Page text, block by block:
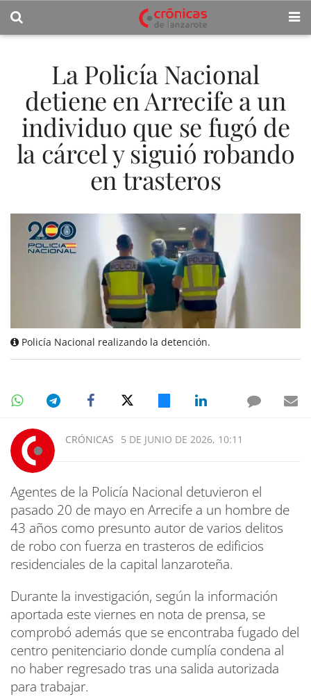
La Policía Nacional
detiene en Arrecife a un
individuo que se fugó de
la cárcel y siguió robando
en trasteros
Policía Nacional realizando la detención.
CRÓNICAS 5 DE JUNIO DE 2026, 10:11
Agentes de la Policía Nacional detuvieron el
pasado 20 de mayo en Arrecife a un hombre de
43 años como presunto autor de varios delitos
de robo con fuerza en trasteros de edificios
residenciales de la capital lanzaroteña.
Durante la investigación, según la información
aportada este viernes en nota de prensa, se
comprobó además que se encontraba fugado del
centro penitenciario donde cumplía condena al
no haber regresado tras una salida autorizada
para trabajar.